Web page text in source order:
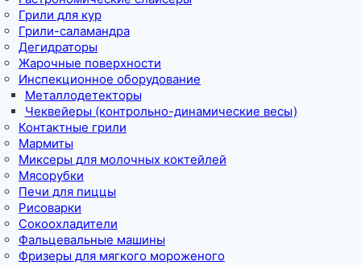
Грили для кур
Грили-саламандра
Дегидраторы
Жарочные поверхности
Инспекционное оборудование
Металлодетекторы
Чеквейеры (контрольно-динамические весы)
Контактные грили
Мармиты
Миксеры для молочных коктейлей
Мясорубки
Печи для пиццы
Рисоварки
Сокоохладители
Фальцевальные машины
Фризеры для мягкого мороженого